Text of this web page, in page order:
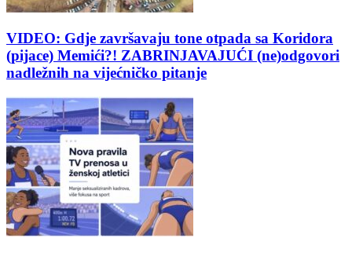
VIDEO: Gdje završavaju tone otpada sa Koridora
(pijace) Memići?! ZABRINJAVAJUĆI (ne)odgovori
nadležnih na vijećničko pitanje